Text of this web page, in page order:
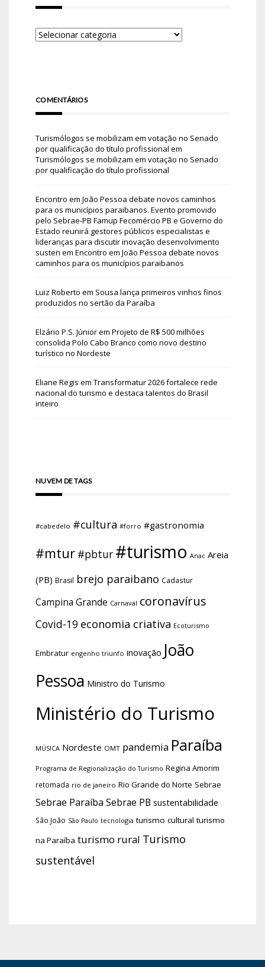
COMENTÁRIOS
Turismólogos se mobilizam em votação no Senado
por qualificação do título profissional em
Turismólogos se mobilizam em votação no Senado
por qualificação do título profissional
Encontro em João Pessoa debate novos caminhos
para os municípios paraibanos. Evento promovido
pelo Sebrae-PB Famup Fecomércio PB e Governo do
Estado reunirá gestores públicos especialistas e
lideranças para discutir inovação desenvolvimento
susten em Encontro em João Pessoa debate novos
caminhos para os municípios paraibanos
Luiz Roberto em Sousa lança primeiros vinhos finos
produzidos no sertão da Paraíba
Elzário P.S. Júniorem Projeto de R$ 500 milhões
consolida Polo Cabo Branco como novo destino
turístico no Nordeste
Eliane Regis em Transformatur 2026 fortalece rede
nacional do turismo e destaca talentos do Brasil
inteiro
NUVEM DE TAGS
#cabedelo #cultura #forro #gastronomia
#mtur #pbtur #turismo Anac Areia
(PB) Brasil brejo paraibano Cadastur
Campina Grande Carnaval coronavírus
Covid-19 economia criativa Ecoturismo
Embratur engenho triunfo inovação João
Pessoa Ministro do Turismo
Ministério do Turismo
MÚSICA Nordeste OMT pandemia Paraíba
Programa de Regionalização do Turismo Regina Amorim
retomada rio de janeiro Rio Grande do Norte Sebrae
Sebrae Paraíba Sebrae PB sustentabilidade
São João São Paulo tecnologia turismo cultural turismo
na Paraíba turismo rural Turismo
sustentável